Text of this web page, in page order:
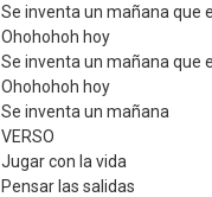
Se inventa un mañana que
Ohohohoh hoy
Se inventa un mañana que
Ohohohoh hoy
Se inventa un mañana
VERSO
Jugar con la vida
Pensar las salidas